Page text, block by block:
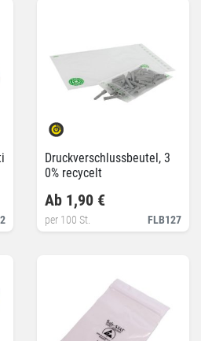
Druckverschlussbeutel, 3
0% recycelt
FLB127
Ab 1,90 €
per 100 St.